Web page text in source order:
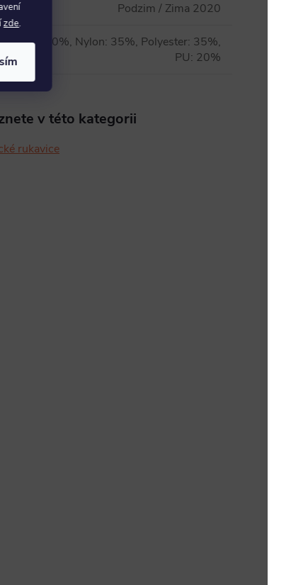
zde.
Podzim / Zima 2020
10%, Nylon: 35%, Polyester: 35%,
PU: 20%
v této kategorii
rukavice